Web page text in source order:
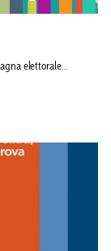
elettorale…